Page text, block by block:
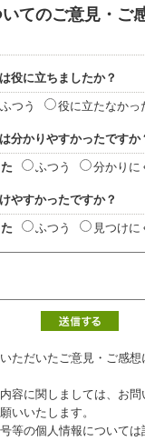
てのご意見・ご
役に立ちましたか？
ふつう 役に立たなかっ
分かりやすかったですか
ふつう 分かりに
やすかったですか？
ふつう 見つけに
ただいたご意見・ご感
容に関しましては、お問
いいたします。
等の個人情報については